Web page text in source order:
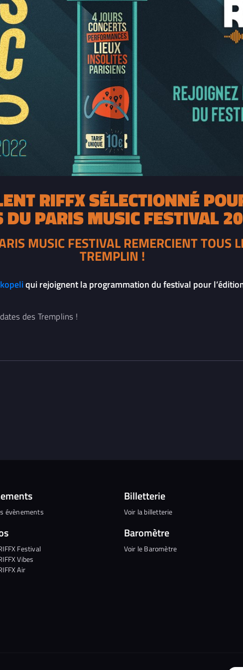
RIFFX SÉLECTIONNÉ
DU PARIS MUSIC FESTIVAL
MUSIC FESTIVAL REMERCIENT TOUS
TREMPLIN !
qui rejoignent la programmation du festival pour
des Tremplins !
évènements
Festival
Vibes
Air
Billetterie
Voir la billetterie
Baromètre
Voir le Baromètre